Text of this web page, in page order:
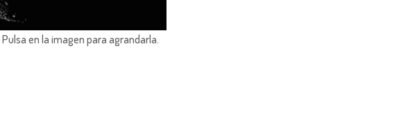
Pulsa en la imagen para agrandarla.